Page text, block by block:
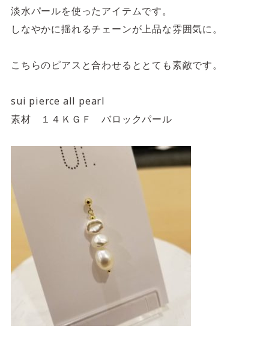
淡水パールを使ったアイテムです。
しなやかに揺れるチェーンが上品な雰囲気に。
こちらのピアスと合わせるととても素敵です。
sui pierce all pearl
素材 １４ＫＧＦ バロックパール